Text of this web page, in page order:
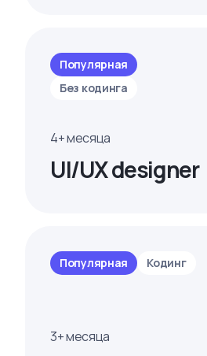
Популярная
Без кодинга
4+ месяца
UI/UX designer
Популярная Кодинг
3+ месяца